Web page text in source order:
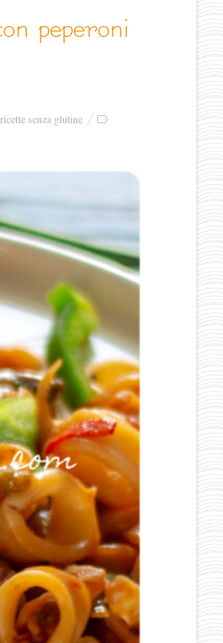
ricette senza glutine